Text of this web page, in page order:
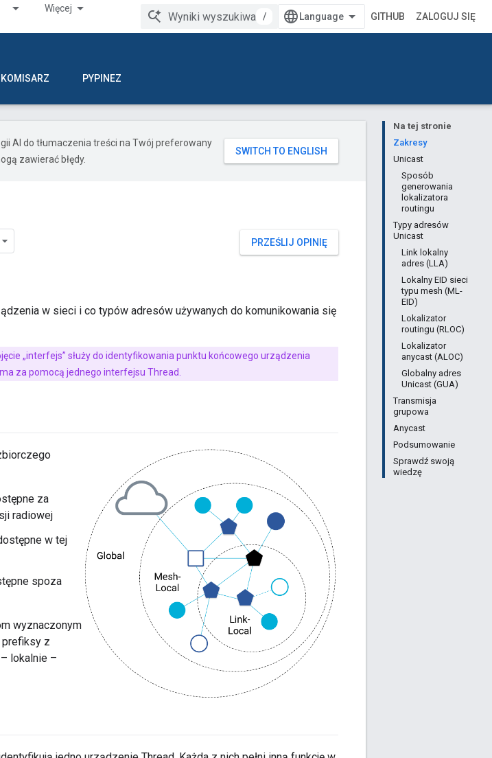
Więcej
/ GITHUB ZALOGUJ SIĘ
KOMISARZ PYPINEZ
Na tej stronie
Zakresy
Unicast
Sposób
generowania
lokalizatora
routingu
Typy adresów
Unicast
Link lokalny
adres (LLA)
Lokalny EID sieci
typu mesh (ML-
EID)
Lokalizator
routingu (RLOC)
Lokalizator
anycast (ALOC)
Globalny adres
Unicast (GUA)
Transmisja
grupowa
Anycast
Podsumowanie
Sprawdź swoją
wiedzę
AI do tłumaczenia treści na Twój preferowany
zawierać błędy.
PRZEŚLIJ OPINIĘ
w sieci i co typów adresów używanych do komunikowania się
„interfejs” służy do identyfikowania punktu końcowego urządzenia
za pomocą jednego interfejsu Thread.
za
radiowej
w tej
spoza
wyznaczonym
prefiksy z
lokalnie –